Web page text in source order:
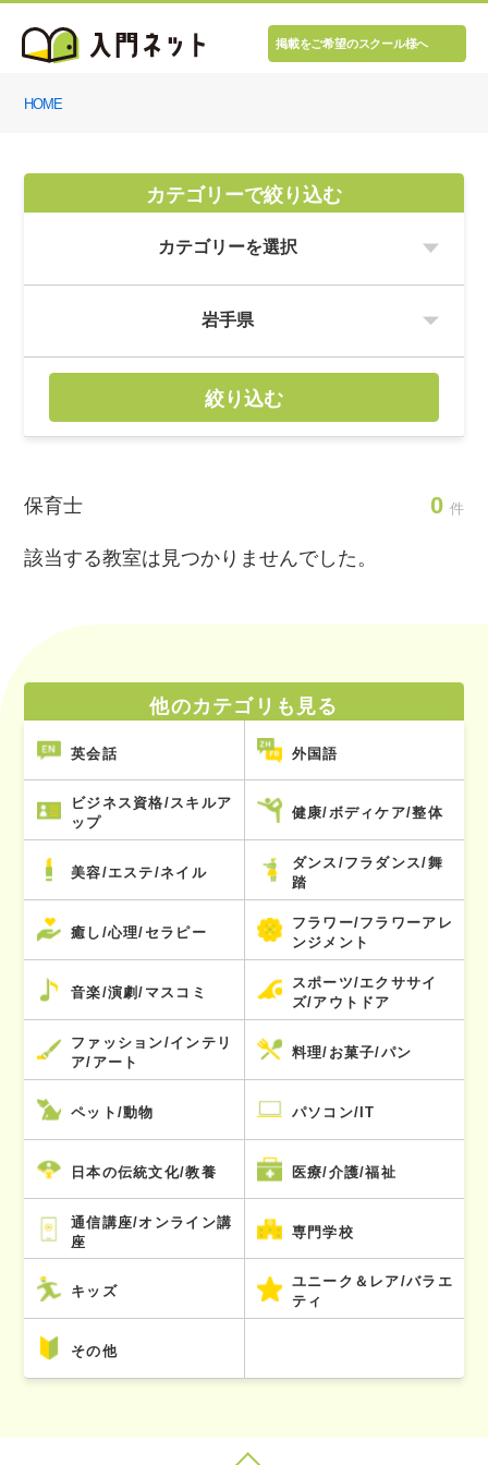
掲載をご希望のスクール様へ
HOME
カテゴリーで絞り込む
絞り込む
保育士 0 件
該当する教室は見つかりませんでした。
他のカテゴリも見る
英会話 外国語
ビジネス資格/スキルア
ップ
健康/ボディケア/整体
美容/エステ/ネイル
ダンス/フラダンス/舞
踏
癒し/心理/セラピー
フラワー/フラワーアレ
ンジメント
音楽/演劇/マスコミ
スポーツ/エクササイ
ズ/アウトドア
ファッション/インテリ
ア/アート
料理/お菓子/パン
ペット/動物 パソコン/IT
日本の伝統文化/教養 医療/介護/福祉
通信講座/オンライン講
座
専門学校
キッズ
ユニーク＆レア/バラエ
ティ
その他